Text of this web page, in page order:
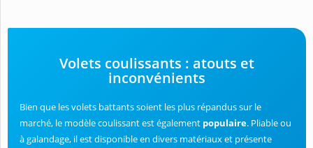
Volets coulissants : atouts et
inconvénients
Bien que les volets battants soient les plus répandus sur le
marché, le modèle coulissant est également populaire. Pliable ou
à galandage, il est disponible en divers matériaux et présente